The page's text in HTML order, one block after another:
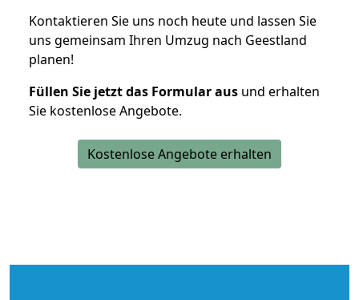
Kontaktieren Sie uns noch heute und lassen Sie
uns gemeinsam Ihren Umzug nach Geestland
planen!
Füllen Sie jetzt das Formular aus und erhalten
Sie kostenlose Angebote.
Kostenlose Angebote erhalten